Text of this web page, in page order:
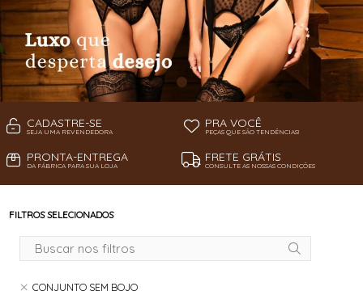
CADASTRE-SE
SEJA UMA REVENDEDORA
PRA VOCÊ
PEÇAS QUE SÃO TENDÊNCIAS!
PRONTA-ENTREGA
DA FÁBRICA PARA SUA LOJA
FRETE GRÁTIS
CONSULTE AS NOSSAS CONDIÇÕES
FILTROS SELECIONADOS
CONJUNTO SEM BOJO